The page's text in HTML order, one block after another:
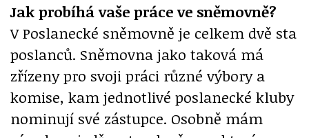
Jak probíhá vaše práce ve sněmovně?
V Poslanecké sněmovně je celkem dvě sta
poslanců. Sněmovna jako taková má
zřízeny pro svoji práci různé výbory a
komise, kam jednotlivé poslanecké kluby
nominují své zástupce. Osobně mám